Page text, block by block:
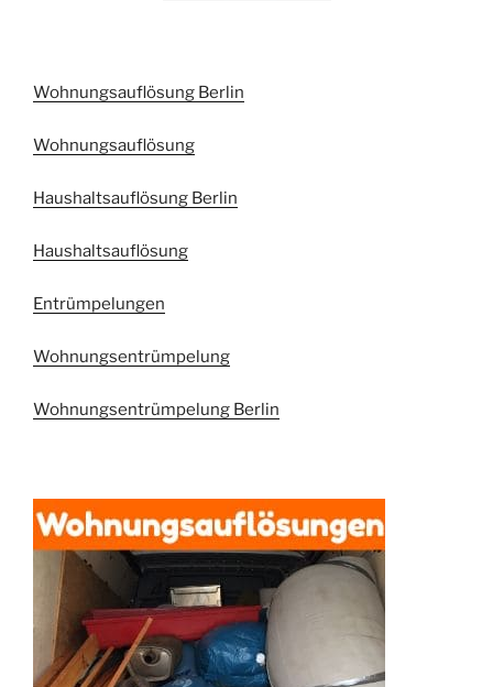
Wohnungsauflösung Berlin
Wohnungsauflösung
Haushaltsauflösung Berlin
Haushaltsauflösung
Entrümpelungen
Wohnungsentrümpelung
Wohnungsentrümpelung Berlin